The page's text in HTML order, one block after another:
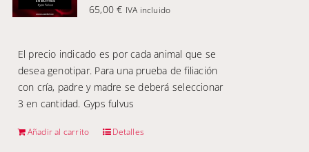
65,00€ IVA incluido
El precio indicado es por cada animal que se
desea genotipar. Para una prueba de filiación
con cría, padre y madre se deberá seleccionar
3 en cantidad. Gyps fulvus
Añadir al carrito Detalles